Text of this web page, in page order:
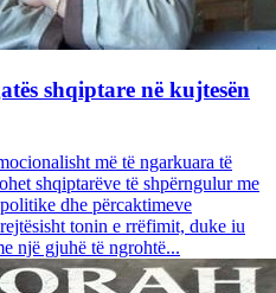
shqiptare në kujtesën
më të ngarkuara të
shqiptarëve të shpërngulur me
dhe përcaktimeve
tonin e rrëfimit, duke iu
një gjuhë të ngrohtë...